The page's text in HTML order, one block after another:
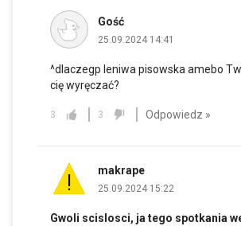
Gość
25.09.2024 14:41
^dlaczegp leniwa pisowska amebo
cię wyręczać?
3 3 Odpowiedz »
makrape
25.09.2024 15:22
Gwoli scislosci, ja tego spotkania